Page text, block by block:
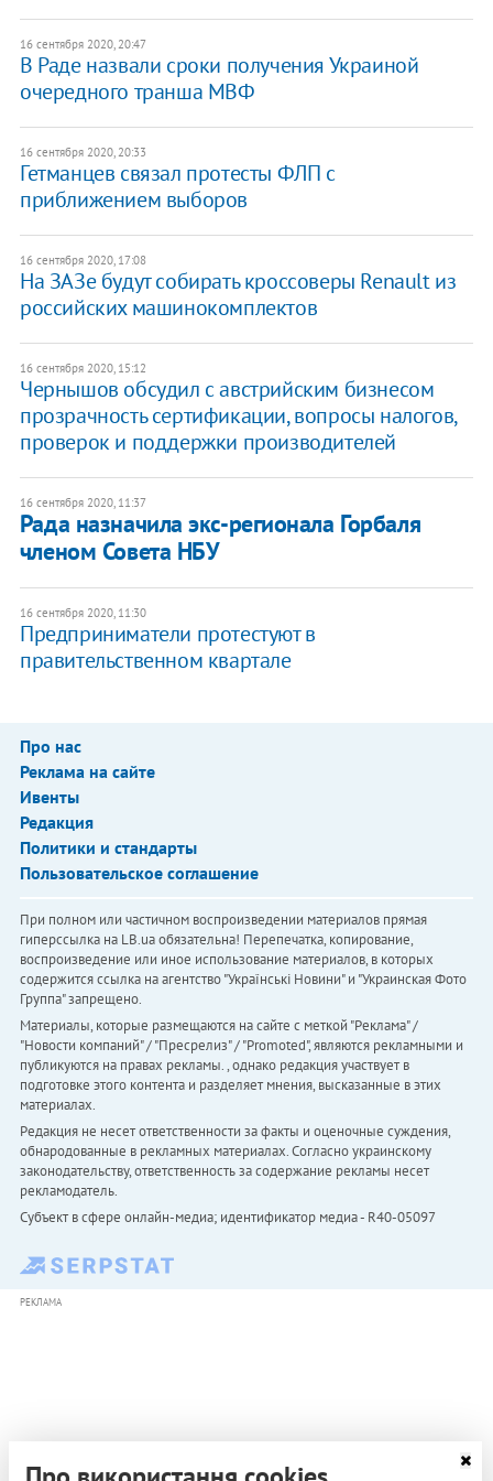
16 сентября 2020, 20:47
В Раде назвали сроки получения Украиной
очередного транша МВФ
16 сентября 2020, 20:33
Гетманцев связал протесты ФЛП с
приближением выборов
16 сентября 2020, 17:08
На ЗАЗе будут собирать кроссоверы Renault из
российских машинокомплектов
16 сентября 2020, 15:12
Чернышов обсудил с австрийским бизнесом
прозрачность сертификации, вопросы налогов,
проверок и поддержки производителей
16 сентября 2020, 11:37
Рада назначила экс-регионала Горбаля
членом Совета НБУ
16 сентября 2020, 11:30
Предприниматели протестуют в
правительственном квартале
Про нас
Реклама на сайте
Ивенты
Редакция
Политики и стандарты
Пользовательское соглашение
При полном или частичном воспроизведении материалов прямая
гиперссылка на LB.ua обязательна! Перепечатка, копирование,
воспроизведение или иное использование материалов, в которых
содержится ссылка на агентство "Українськi Новини" и "Украинская Фото
Группа" запрещено.
Материалы, которые размещаются на сайте с меткой "Реклама" /
"Новости компаний" / "Пресрелиз" / "Promoted", являются рекламными и
публикуются на правах рекламы. , однако редакция участвует в
подготовке этого контента и разделяет мнения, высказанные в этих
материалах.
Редакция не несет ответственности за факты и оценочные суждения,
обнародованные в рекламных материалах. Согласно украинскому
законодательству, ответственность за содержание рекламы несет
рекламодатель.
Субъект в сфере онлайн-медиа; идентификатор медиа - R40-05097
РЕКЛАМА